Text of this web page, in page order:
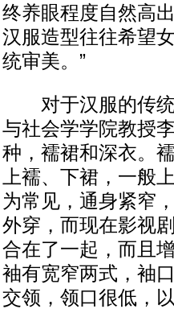
终养眼程度自然高
汉服造型往往希望
统审美。”
对于汉服的传统
与社会学学院教授
种，襦裙和深衣。
上襦、下裙，一般
为常见，通身紧窄
外穿，而现在影视
合在了一起，而且
袖有宽窄两式，袖
交领，领口很低，